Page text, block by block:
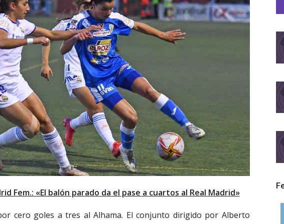
Fem.: «El balón parado da el pase a cuartos al Real Madrid»
cero goles a tres al Alhama. El conjunto dirigido por Alberto